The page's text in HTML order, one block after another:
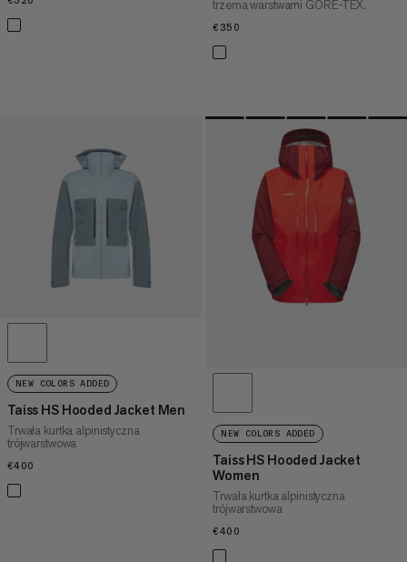
trzema warstwami GORE-TEX.
€350
NEW COLORS ADDED
Taiss HS Hooded Jacket Men
Trwała kurtka alpinistyczna
trójwarstwowa
€400
NEW COLORS ADDED
Taiss HS Hooded Jacket
Women
Trwała kurtka alpinistyczna
trójwarstwowa
€400